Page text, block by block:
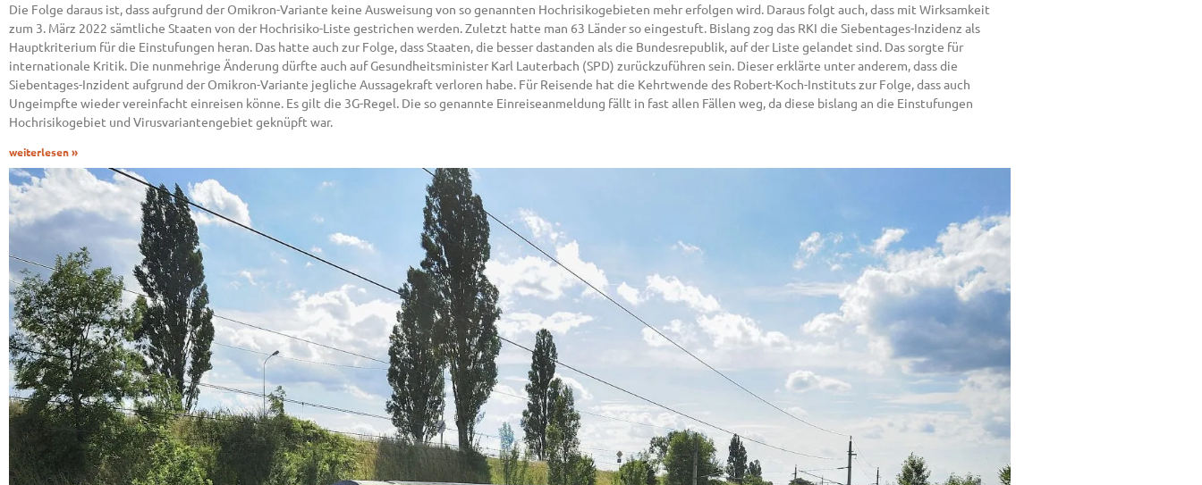
Die Folge daraus ist, dass aufgrund der Omikron-Variante keine Ausweisung von so genannten Hochrisikogebieten mehr erfolgen wird. Daraus folgt auch, dass mit Wirksamkeit
zum 3. März 2022 sämtliche Staaten von der Hochrisiko-Liste gestrichen werden. Zuletzt hatte man 63 Länder so eingestuft. Bislang zog das RKI die Siebentages-Inzidenz als
Hauptkriterium für die Einstufungen heran. Das hatte auch zur Folge, dass Staaten, die besser dastanden als die Bundesrepublik, auf der Liste gelandet sind. Das sorgte für
internationale Kritik. Die nunmehrige Änderung dürfte auch auf Gesundheitsminister Karl Lauterbach (SPD) zurückzuführen sein. Dieser erklärte unter anderem, dass die
Siebentages-Inzident aufgrund der Omikron-Variante jegliche Aussagekraft verloren habe. Für Reisende hat die Kehrtwende des Robert-Koch-Instituts zur Folge, dass auch
Ungeimpfte wieder vereinfacht einreisen könne. Es gilt die 3G-Regel. Die so genannte Einreiseanmeldung fällt in fast allen Fällen weg, da diese bislang an die Einstufungen
Hochrisikogebiet und Virusvariantengebiet geknüpft war.
weiterlesen »